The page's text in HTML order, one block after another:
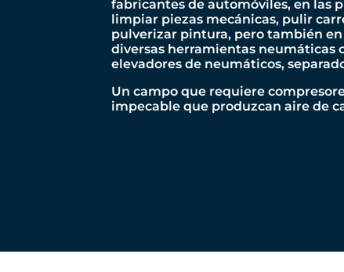
fabricantes de automóviles, en las
limpiar piezas mecánicas, pulir
pulverizar pintura, pero también
diversas herramientas neumáticas
elevadores de neumáticos,
Un campo que requiere
impecable que produzcan aire de